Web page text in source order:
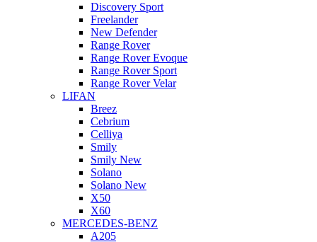
Discovery Sport
Freelander
New Defender
Range Rover
Range Rover Evoque
Range Rover Sport
Range Rover Velar
LIFAN
Breez
Cebrium
Celliya
Smily
Smily New
Solano
Solano New
X50
X60
MERCEDES-BENZ
A205